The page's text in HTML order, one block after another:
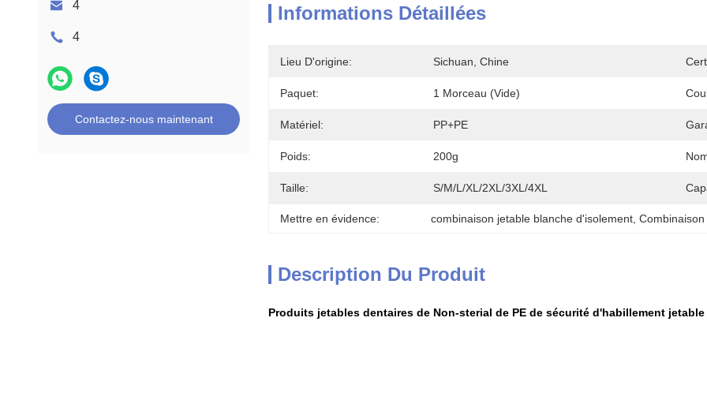
4
4
Contactez-nous maintenant
Informations Détaillées
Lieu D'origine: Sichuan, Chine
Paquet: 1 Morceau (vide)
Matériel: PP+PE
Poids: 200g
Taille: S/M/L/XL/2XL/3XL/4XL
Mettre en évidence: combinaison jetable blanche d'isolement ,
Description Du Produit
Produits jetables dentaires de Non-sterial de PE de sécurité d'habillement